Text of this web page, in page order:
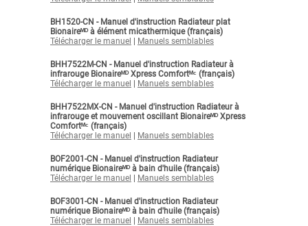
BH1520-CN - Manuel d'instruction Radiateur plat
Bionaireᴹᴰ à élément micathermique (français)
Télécharger le manuel
Manuels semblables
BHH7522M-CN - Manuel d'instruction Radiateur à
infrarouge Bionaireᴹᴰ Xpress Comfortᴹᶜ (français)
Télécharger le manuel
Manuels semblables
BHH7522MX-CN - Manuel d'instruction Radiateur à
infrarouge et mouvement oscillant Bionaireᴹᴰ Xpress
Comfortᴹᶜ (français)
Télécharger le manuel
Manuels semblables
BOF2001-CN - Manuel d'instruction Radiateur
numérique Bionaireᴹᴰ à bain d'huile (français)
Télécharger le manuel
Manuels semblables
BOF3001-CN - Manuel d'instruction Radiateur
numérique Bionaireᴹᴰ à bain d'huile (français)
Télécharger le manuel
Manuels semblables